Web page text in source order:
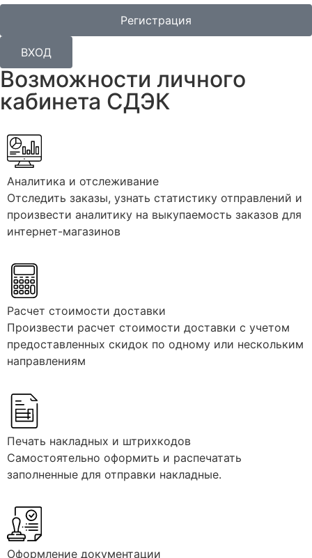
Регистрация
ВХОД
Возможности личного
кабинета СДЭК
Аналитика и отслеживание
Отследить заказы, узнать статистику отправлений и
произвести аналитику на выкупаемость заказов для
интернет-магазинов
Расчет стоимости доставки
Произвести расчет стоимости доставки с учетом
предоставленных скидок по одному или нескольким
направлениям
Печать накладных и штрихкодов
Самостоятельно оформить и распечатать
заполненные для отправки накладные.
Оформление документации